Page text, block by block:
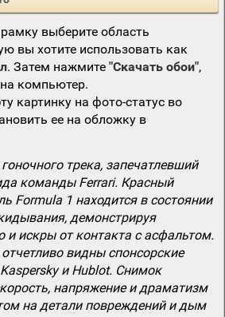
выберите область
вы хотите использовать как
. Затем нажмите "Скачать обои",
компьютер.
картинку на фото-статус во
ее на обложку в
трека, запечатлевший
команды Ferrari. Красный
Formula 1 находится в состоянии
демонстрируя
и искры от контакта с асфальтом.
видны спонсорские
и Hublot. Снимок
напряжение и драматизм
на детали повреждений и дым